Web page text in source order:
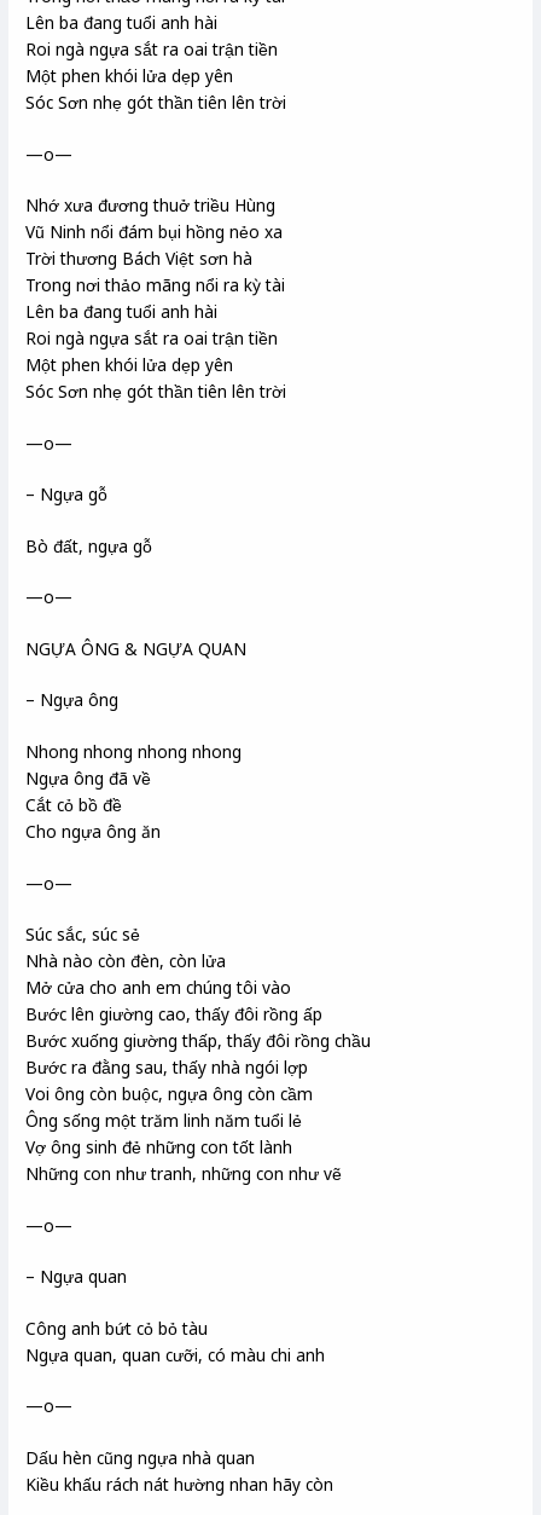
Lên ba đang tuổi anh hài
Roi ngà ngựa sắt ra oai trận tiền
Một phen khói lửa dẹp yên
Sóc Sơn nhẹ gót thần tiên lên trời
—o—
Nhớ xưa đương thuở triều Hùng
Vũ Ninh nổi đám bụi hồng nẻo xa
Trời thương Bách Việt sơn hà
Trong nơi thảo mãng nổi ra kỳ tài
Lên ba đang tuổi anh hài
Roi ngà ngựa sắt ra oai trận tiền
Một phen khói lửa dẹp yên
Sóc Sơn nhẹ gót thần tiên lên trời
—o—
– Ngựa gỗ
Bò đất, ngựa gỗ
—o—
NGỰA ÔNG & NGỰA QUAN
– Ngựa ông
Nhong nhong nhong nhong
Ngựa ông đã về
Cắt cỏ bồ đề
Cho ngựa ông ăn
—o—
Súc sắc, súc sẻ
Nhà nào còn đèn, còn lửa
Mở cửa cho anh em chúng tôi vào
Bước lên giường cao, thấy đôi rồng ấp
Bước xuống giường thấp, thấy đôi rồng chầu
Bước ra đằng sau, thấy nhà ngói lợp
Voi ông còn buộc, ngựa ông còn cầm
Ông sống một trăm linh năm tuổi lẻ
Vợ ông sinh đẻ những con tốt lành
Những con như tranh, những con như vẽ
—o—
– Ngựa quan
Công anh bứt cỏ bỏ tàu
Ngựa quan, quan cưỡi, có màu chi anh
—o—
Dấu hèn cũng ngựa nhà quan
Kiều khấu rách nát hường nhan hãy còn